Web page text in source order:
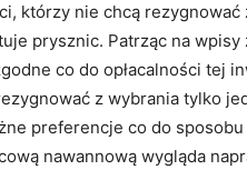
którzy nie chcą
prysznic. Patrząc na
co do opłacalności tej
z wybrania tylko
preferencje co do
nawannową wygląda